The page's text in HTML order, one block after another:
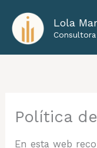
contenido
Lola
Política
En esta web